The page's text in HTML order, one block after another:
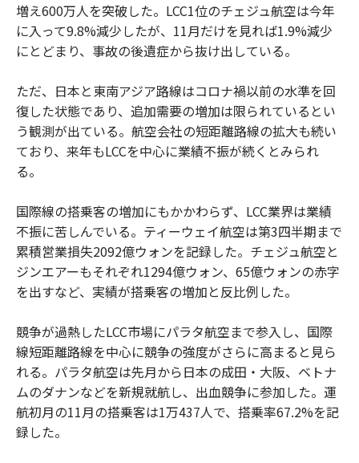
増え600万人を突破した。LCC1位のチェジュ航空は今年
に入って9.8%減少したが、11月だけを見れば1.9%減少
にとどまり、事故の後遺症から抜け出している。
ただ、日本と東南アジア路線はコロナ禍以前の水準を回
復した状態であり、追加需要の増加は限られているとい
う観測が出ている。航空会社の短距離路線の拡大も続い
ており、来年もLCCを中心に業績不振が続くとみられ
る。
国際線の搭乗客の増加にもかかわらず、LCC業界は業績
不振に苦しんでいる。ティーウェイ航空は第3四半期まで
累積営業損失2092億ウォンを記録した。チェジュ航空と
ジンエアーもそれぞれ1294億ウォン、65億ウォンの赤字
を出すなど、実績が搭乗客の増加と反比例した。
競争が過熱したLCC市場にパラタ航空まで参入し、国際
線短距離路線を中心に競争の強度がさらに高まると見ら
れる。パラタ航空は先月から日本の成田・大阪、ベトナ
ムのダナンなどを新規就航し、出血競争に参加した。運
航初月の11月の搭乗客は1万437人で、搭乗率67.2%を記
録した。